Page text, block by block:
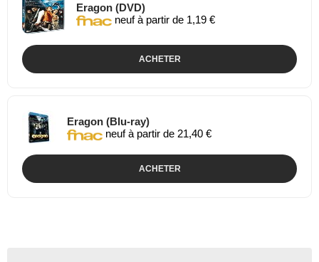
Eragon (DVD)
neuf à partir de 1,19 €
ACHETER
Eragon (Blu-ray)
neuf à partir de 21,40 €
ACHETER